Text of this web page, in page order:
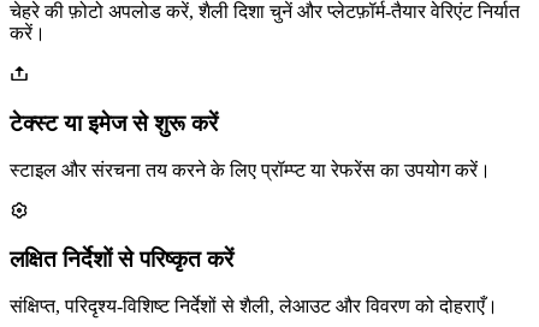
चेहरे की फ़ोटो अपलोड करें, शैली दिशा चुनें और प्लेटफ़ॉर्म-तैयार वेरिएंट निर्यात
करें।
टेक्स्ट या इमेज से शुरू करें
स्टाइल और संरचना तय करने के लिए प्रॉम्प्ट या रेफरेंस का उपयोग करें।
लक्षित निर्देशों से परिष्कृत करें
संक्षिप्त, परिदृश्य-विशिष्ट निर्देशों से शैली, लेआउट और विवरण को दोहराएँ।